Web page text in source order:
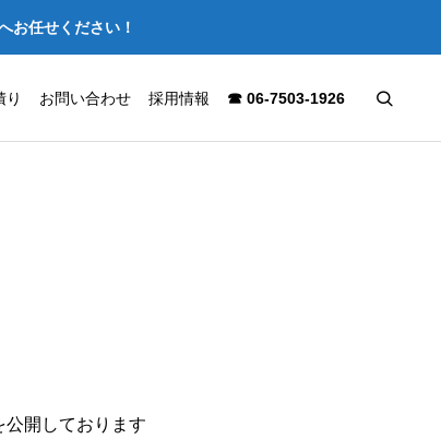
お任せください！
り お問い合わせ 採用情報 ☎ 06-7503-1926
開しております